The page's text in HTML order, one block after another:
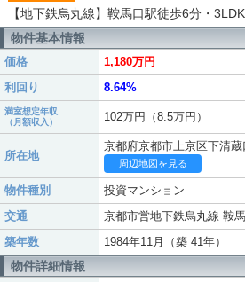
【地下鉄烏丸線】鞍馬口駅徒歩6分・
物件基本情報
価格
1,180万円
利回り
8.64%
満室想定年収
（月額収入）
102万円（8.5万円）
所在地
京都府京都市上京区下清蔵
周辺地図を見る
物件種別
投資マンション
交通
京都市営地下鉄烏丸線 鞍
築年数
1984年11月（築 41年）
物件詳細情報